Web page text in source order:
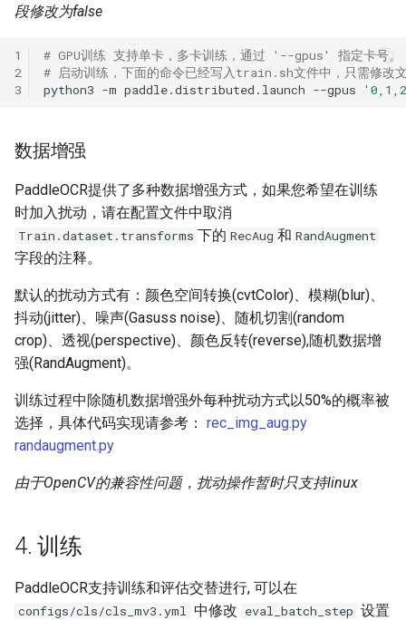
段修改为false
1
2
3
# GPU训练 支持单卡，多卡训练，通过 '--gpus' 指定卡号。
# 启动训练，下面的命令已经写入train.sh文件中，只需修改
python3 -m paddle.distributed.launch --gpus
数据增强
PaddleOCR提供了多种数据增强方式，如果您希望在训练
时加入扰动，请在配置文件中取消
Train.dataset.transforms 下的 RecAug 和 RandAugment
字段的注释。
默认的扰动方式有：颜色空间转换(cvtColor)、模糊(blur)、
抖动(jitter)、噪声(Gasuss noise)、随机切割(random
crop)、透视(perspective)、颜色反转(reverse),随机数据增
强(RandAugment)。
训练过程中除随机数据增强外每种扰动方式以50%的概率被
选择，具体代码实现请参考： rec_img_aug.py
randaugment.py
由于OpenCV的兼容性问题，扰动操作暂时只支持linux
4. 训练
PaddleOCR支持训练和评估交替进行, 可以在
configs/cls/cls_mv3.yml 中修改 eval_batch_step 设置